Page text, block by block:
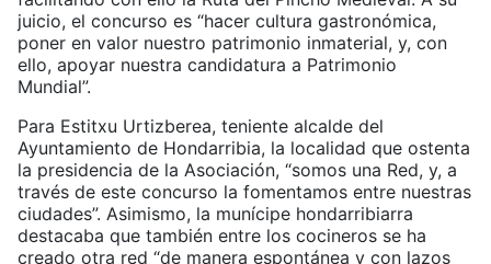
juicio, el concurso es “hacer cultura gastronómica,
poner en valor nuestro patrimonio inmaterial, y, con
ello, apoyar nuestra candidatura a Patrimonio
Mundial”.
Para Estitxu Urtizberea, teniente alcalde del
Ayuntamiento de Hondarribia, la localidad que ostenta
la presidencia de la Asociación, “somos una Red, y, a
través de este concurso la fomentamos entre nuestras
ciudades”. Asimismo, la munícipe hondarribiarra
destacaba que también entre los cocineros se ha
creado otra red “de manera espontánea y con lazos